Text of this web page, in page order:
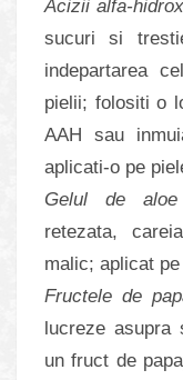
Acizii alfa-
sucuri si
indepartarea
pielii; folositi o
AAH sau
aplicati-o pe
Gelul de
retezata,
malic; aplicat
Fructele de
lucreze asupra
un fruct de